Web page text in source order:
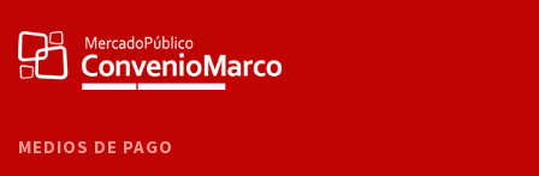
MEDIOS DE PAGO